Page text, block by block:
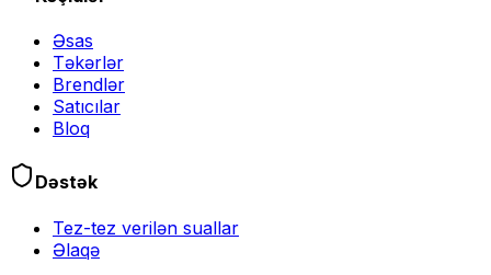
Əsas
Təkərlər
Brendlər
Satıcılar
Bloq
Dəstək
Tez-tez verilən suallar
Əlaqə